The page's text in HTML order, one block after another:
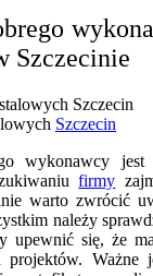
Szczecinie
Szczecin
wykonawcy
firmy
warto zwrócić
należy
upewnić się, że
projektów.